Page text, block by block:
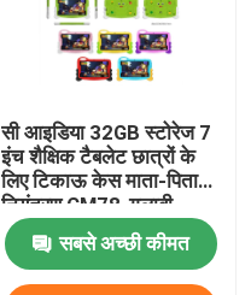
सी आइडिया 32GB स्टोरेज 7
इंच शैक्षिक टैबलेट छात्रों के
लिए टिकाऊ केस माता-पिता
नियंत्रण CM78-गुलाबी
सबसे अच्छी कीमत